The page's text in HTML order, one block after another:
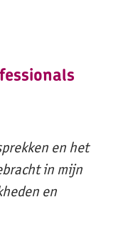
en het
in mijn
en